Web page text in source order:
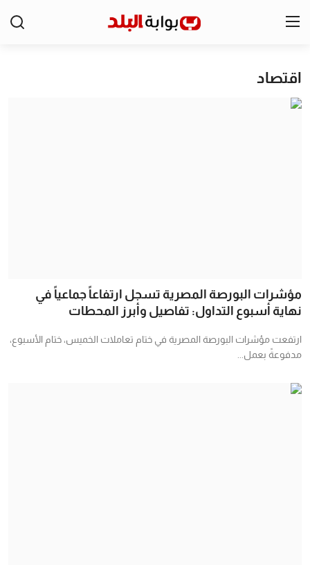
تكنولوجيا
اقتصاد
مؤشرات البورصة المصرية تسجل ارتفاعاً جماعياً في
نهاية أسبوع التداول: تفاصيل وأبرز المحطات
ارتفعت مؤشرات البورصة المصرية في ختام تعاملات الخميس، ختام الأسبوع،
مدفوعةً بعمل...